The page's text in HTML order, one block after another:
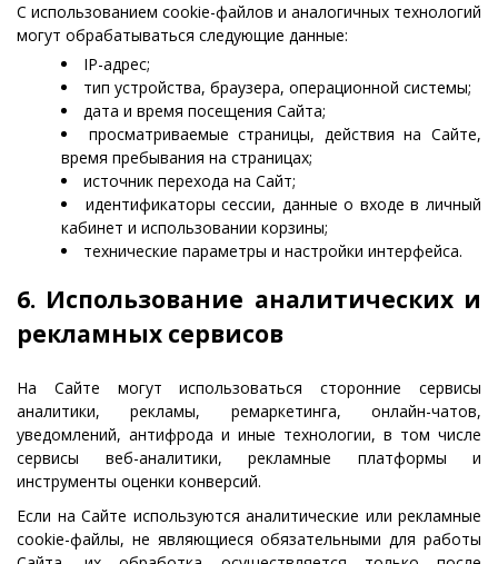
С использованием cookie-файлов и аналогичных технологий
могут обрабатываться следующие данные:
IP-адрес;
тип устройства, браузера, операционной системы;
дата и время посещения Сайта;
просматриваемые страницы, действия на Сайте,
время пребывания на страницах;
источник перехода на Сайт;
идентификаторы сессии, данные о входе в личный
кабинет и использовании корзины;
технические параметры и настройки интерфейса.
6. Использование аналитических и
рекламных сервисов
На Сайте могут использоваться сторонние сервисы
аналитики, рекламы, ремаркетинга, онлайн-чатов,
уведомлений, антифрода и иные технологии, в том числе
сервисы веб-аналитики, рекламные платформы и
инструменты оценки конверсий.
Если на Сайте используются аналитические или рекламные
cookie-файлы, не являющиеся обязательными для работы